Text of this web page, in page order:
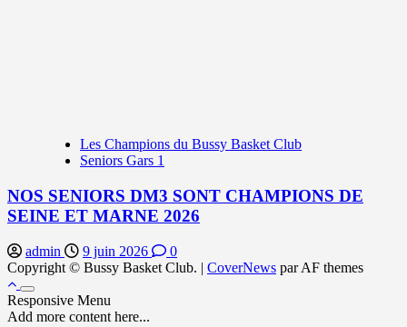
Les Champions du Bussy Basket Club
Seniors Gars 1
NOS SENIORS DM3 SONT CHAMPIONS DE
SEINE ET MARNE 2026
admin 9 juin 2026
0
Copyright © Bussy Basket Club. | CoverNews par AF themes
Responsive Menu
Add more content here...